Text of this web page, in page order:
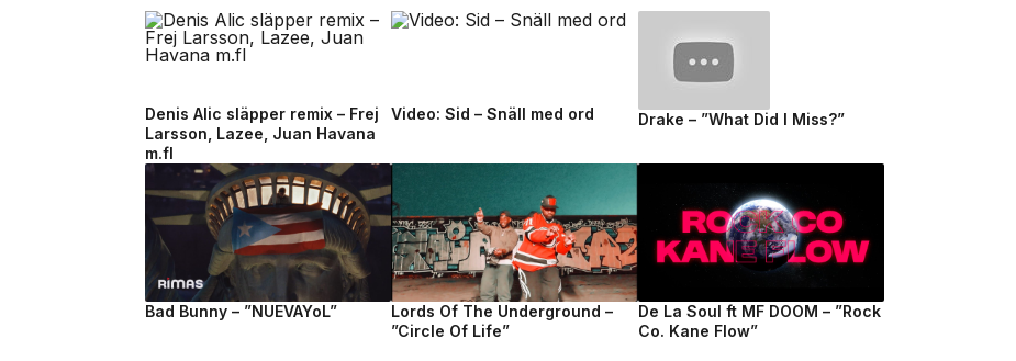
Denis Alic släpper remix – Frej
Larsson, Lazee, Juan Havana
m.fl
Video: Sid – Snäll med ord Drake – ”What Did I Miss?”
Bad Bunny – ”NUEVAYoL”
Lords Of The Underground –
”Circle Of Life”
De La Soul ft MF DOOM – ”Rock
Co. Kane Flow”